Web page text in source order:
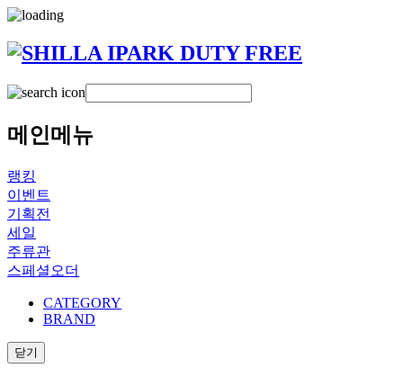
메인메뉴
랭킹
이벤트
기획전
세일
주류관
스페셜오더
CATEGORY
BRAND
닫기